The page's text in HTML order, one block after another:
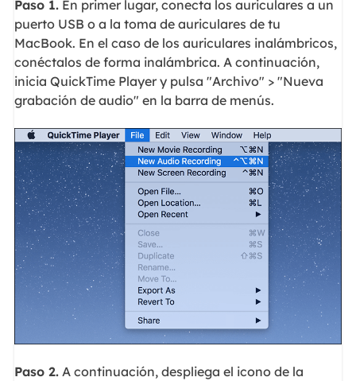
Paso 1.En primer lugar, conecta los auriculares a un
puerto USB o a la toma de auriculares de tu
MacBook. En el caso de los auriculares inalámbricos,
conéctalos de forma inalámbrica. A continuación,
inicia QuickTime Player y pulsa "Archivo" > "Nueva
grabación de audio" en la barra de menús.
Paso 2.A continuación, despliega el icono de la